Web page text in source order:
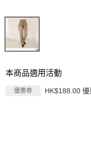
本商品適用活動
優惠券 HK$188.00